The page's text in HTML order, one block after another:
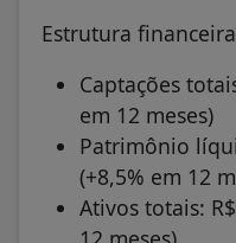
Estrutura financeira
Captações
em 12 meses)
Patrimônio
(+8,5% em 12
Ativos totais: